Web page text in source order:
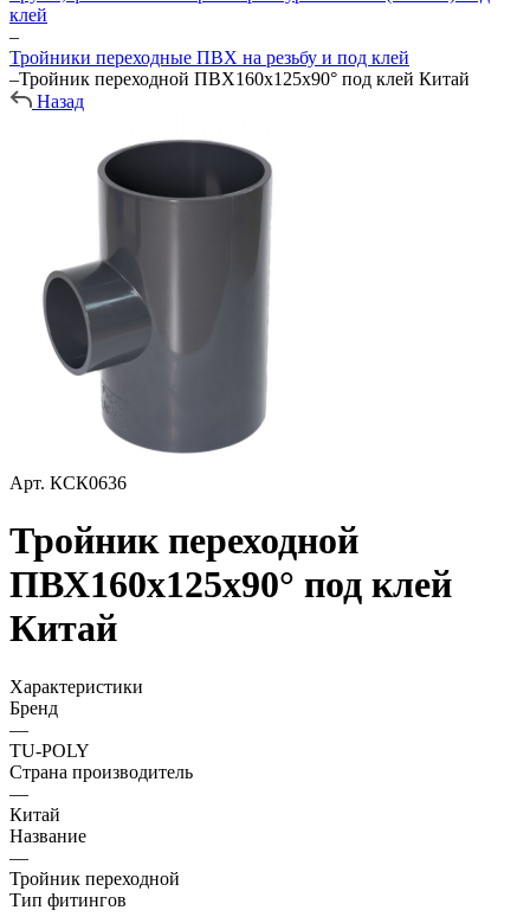
клей
–
Тройники переходные ПВХ на резьбу и под клей
–Тройник переходной ПВХ160х125х90° под клей Китай
Назад
Арт. КСК0636
Тройник переходной
ПВХ160х125х90° под клей
Китай
Характеристики
Бренд
—
TU-POLY
Страна производитель
—
Китай
Название
—
Тройник переходной
Тип фитингов